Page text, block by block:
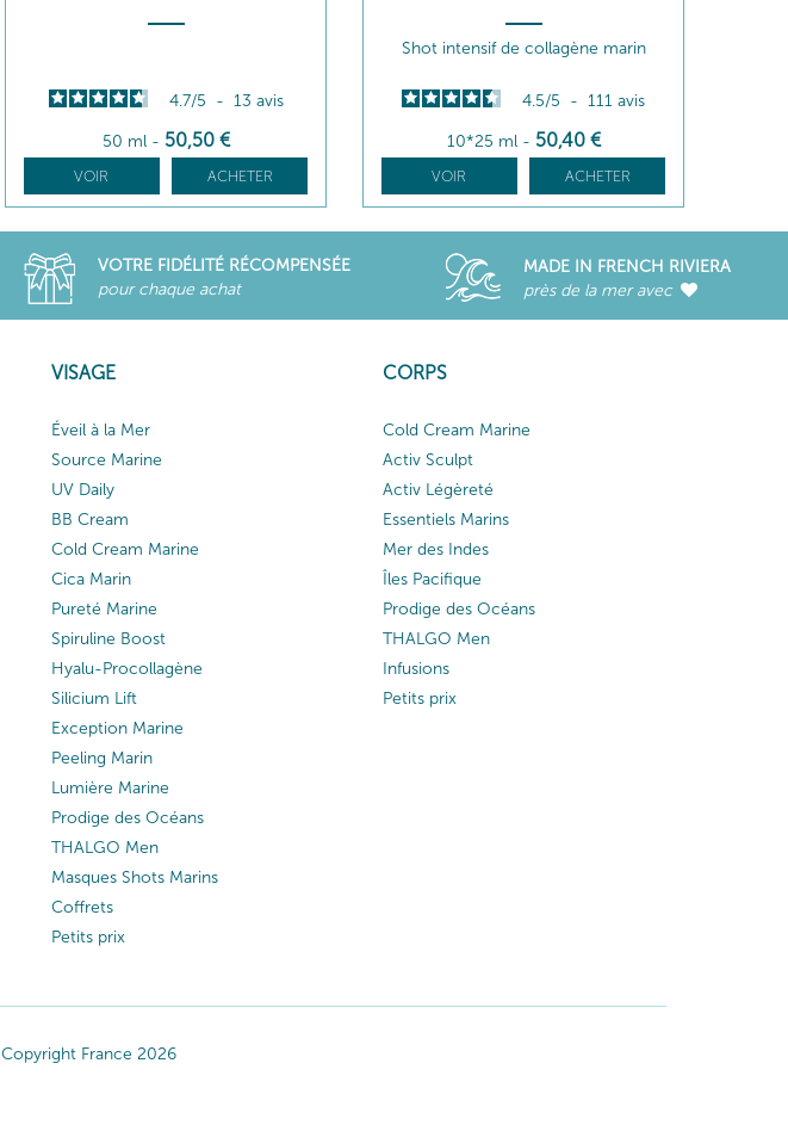
4.7/5 - 13 avis
50 ml - 50,50 €
VOIR ACHETER
Shot intensif de collagène marin
4.5/5 - 111 avis
10*25 ml - 50,40 €
VOIR ACHETER
VOTRE FIDÉLITÉ RÉCOMPENSÉE
pour chaque achat
MADE IN FRENCH RIVIERA
près de la mer avec
VISAGE
Éveil à la Mer
Source Marine
UV Daily
BB Cream
Cold Cream Marine
Cica Marin
Pureté Marine
Spiruline Boost
Hyalu-Procollagène
Silicium Lift
Exception Marine
Peeling Marin
Lumière Marine
Prodige des Océans
THALGO Men
Masques Shots Marins
Coffrets
Petits prix
CORPS
Cold Cream Marine
Activ Sculpt
Activ Légèreté
Essentiels Marins
Mer des Indes
Îles Pacifique
Prodige des Océans
THALGO Men
Infusions
Petits prix
Copyright France 2026